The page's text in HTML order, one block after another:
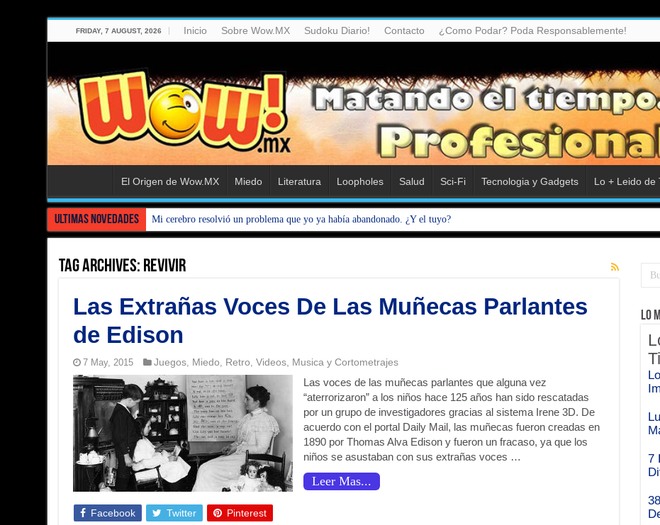
FRIDAY, 7 AUGUST, 2026 Inicio Sobre Wow.MX Sudoku Diario! Contacto ¿Como Podar? Poda Responsablemente!
El Origen de Wow.MX Miedo Literatura Loopholes Salud Sci-Fi Tecnologia y Gadgets Lo + Leido de
Ultimas Novedades Mi cerebro resolvió un problema que yo ya había abandonado. ¿Y el tuyo?
Tag Archives: Revivir
Las Extrañas Voces De Las Muñecas Parlantes
de Edison
7 May, 2015 Juegos Miedo Retro ,Videos, Musica y Cortometrajes
Las voces de las muñecas parlantes que alguna vez
“aterrorizaron” a los niños hace 125 años han sido rescatadas
por un grupo de investigadores gracias al sistema Irene 3D. De
acuerdo con el portal Daily Mail, las muñecas fueron creadas en
1890 por Thomas Alva Edison y fueron un fracaso, ya que los
niños se asustaban con sus extrañas voces …
Leer Mas...
Facebook Twitter Pinterest
Lo
7